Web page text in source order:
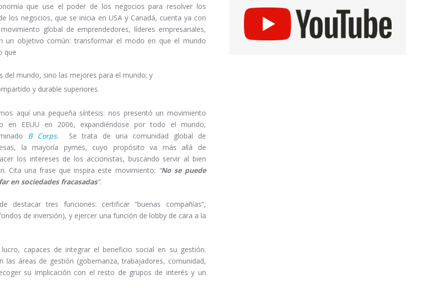
que use el poder de los negocios para resolver los
los negocios, que se inicia en USA y Canadá, cuenta ya con
global de emprendedores, líderes empresariales,
un objetivo común: transformar el modo en que el mundo
que
del mundo, sino las mejores para el mundo; y
y durable superiores.
aquí una pequeña síntesis: nos presentó un movimiento
en EEUU en 2006, expandiéndose por todo el mundo,
B Corps.
Se trata de una comunidad global de
la mayoría pymes, cuyo propósito va más allá de
los intereses de los accionistas, buscando servir al bien
Cita una frase que inspira este movimiento: “No se puede
en sociedades fracasadas”.
destacar tres funciones: certificar “buenas compañías”,
de inversión), y ejercer una función de lobby de cara a la
capaces de integrar el beneficio social en su gestión.
áreas de gestión (gobernanza, trabajadores, comunidad,
su implicación con el resto de grupos de interés y un